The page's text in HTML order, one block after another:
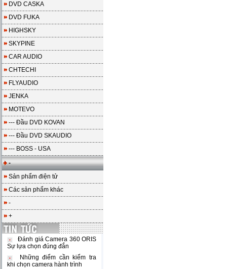
DVD CASKA
DVD FUKA
HIGHSKY
SKYPINE
CAR AUDIO
CHTECHI
FLYAUDIO
JENKA
MOTEVO
--- Đầu DVD KOVAN
--- Đầu DVD SKAUDIO
--- BOSS - USA
-
Sản phẩm điện tử
Các sản phẩm khác
-
+
Đánh giá Camera 360 ORIS
Sự lựa chọn đúng đắn
Những điểm cần kiểm tra
khi chọn camera hành trình